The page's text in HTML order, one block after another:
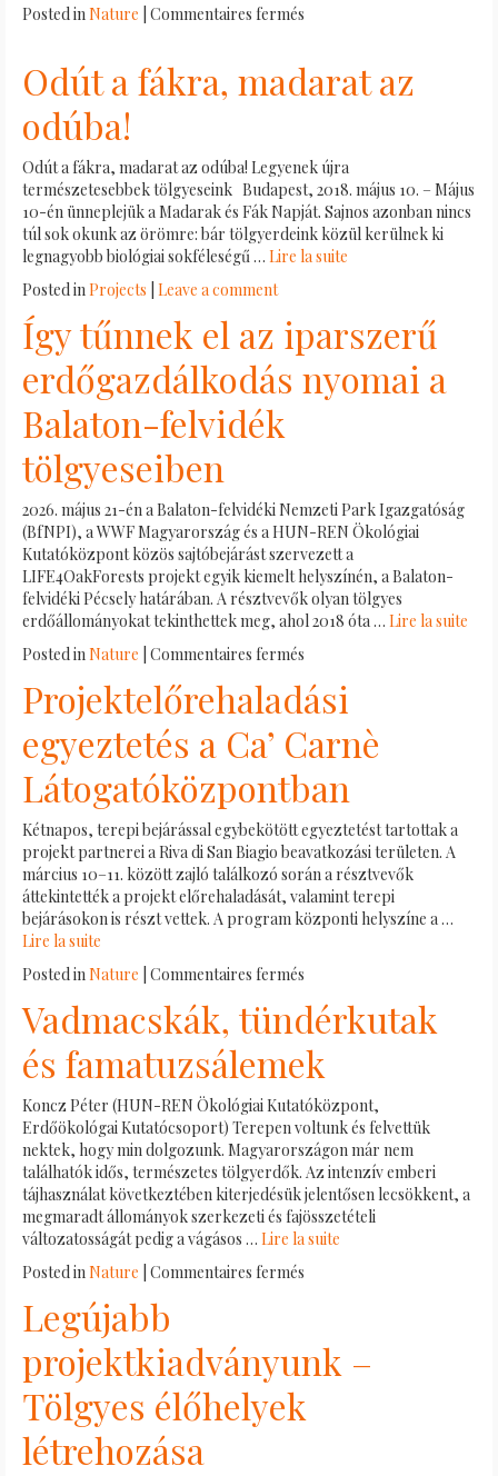
Posted in Nature Commentaires fermés
tölgyesben
Odút a fákra, madarat az
odúba!
Odút a fákra, madarat az odúba! Legyenek újra
természetesebbek tölgyeseink Budapest, 2018. május 10. – Május
10-én ünneplejük a Madarak és Fák Napját. Sajnos azonban nincs
túl sok okunk az örömre: bár tölgyerdeink közül kerülnek ki
legnagyobb biológiai sokféleségű … Lire la suite
Posted inProjects Leave a comment
Így tűnnek el az iparszerű
erdőgazdálkodás nyomai a
Balaton-felvidék
tölgyeseiben
2026. május 21-én a Balaton-felvidéki Nemzeti Park Igazgatóság
(BfNPI), a WWF Magyarország és a HUN-REN Ökológiai
Kutatóközpont közös sajtóbejárást szervezett a
LIFE4OakForests projekt egyik kiemelt helyszínén, a Balaton-
felvidéki Pécsely határában. A résztvevők olyan tölgyes
erdőállományokat tekinthettek meg, ahol 2018 óta … Lire la suite
Posted inNature Commentaires fermés
tűnnek
el
az
iparszerű
erdőgazdálkodás
nyomai
a
Balaton-
felvidék
tölgyeseiben
Projektelőrehaladási
egyeztetés a Ca’ Carnè
Látogatóközpontban
Kétnapos, terepi bejárással egybekötött egyeztetést tartottak a
projekt partnerei a Riva di San Biagio beavatkozási területen. A
március 10–11. között zajló találkozó során a résztvevők
áttekintették a projekt előrehaladását, valamint terepi
bejárásokon is részt vettek. A program központi helyszíne a …
Lire la suite
Posted inNature Commentaires fermés
egyeztetés
a
Ca’
Carnè
Látogatóközpontban
Vadmacskák, tündérkutak
és famatuzsálemek
Koncz Péter (HUN-REN Ökológiai Kutatóközpont,
Erdőökológai Kutatócsoport) Terepen voltunk és felvettük
nektek, hogy min dolgozunk. Magyarországon már nem
találhatók idős, természetes tölgyerdők. Az intenzív emberi
tájhasználat következtében kiterjedésük jelentősen lecsökkent, a
megmaradt állományok szerkezeti és fajösszetételi
változatosságát pedig a vágásos … Lire la suite
Posted inNature Commentaires fermés
famatuzsálemek
Legújabb
projektkiadványunk –
Tölgyes élőhelyek
létrehozása